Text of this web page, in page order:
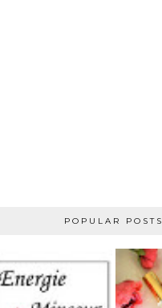
POPULAR POSTS